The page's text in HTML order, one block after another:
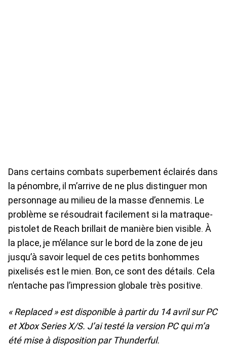
Dans certains combats superbement éclairés dans
la pénombre, il m’arrive de ne plus distinguer mon
personnage au milieu de la masse d’ennemis. Le
problème se résoudrait facilement si la matraque-
pistolet de Reach brillait de manière bien visible. À
la place, je m’élance sur le bord de la zone de jeu
jusqu’à savoir lequel de ces petits bonhommes
pixelisés est le mien. Bon, ce sont des détails. Cela
n’entache pas l’impression globale très positive.
« Replaced » est disponible à partir du 14 avril sur PC
et Xbox Series X/S. J’ai testé la version PC qui m’a
été mise à disposition par Thunderful.